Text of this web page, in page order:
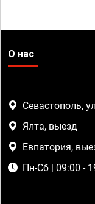
О нас
Севастополь,
Ялта, выезд
Евпатория,
Пн-Сб | 09:00 -